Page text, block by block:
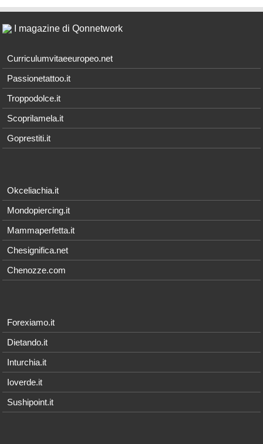
I magazine di Qonnetwork
Curriculumvitaeeuropeo.net
Passionetattoo.it
Troppodolce.it
Scoprilamela.it
Goprestiti.it
Okceliachia.it
Mondopiercing.it
Mammaperfetta.it
Chesignifica.net
Chenozze.com
Forexiamo.it
Dietando.it
Inturchia.it
Ioverde.it
Sushipoint.it